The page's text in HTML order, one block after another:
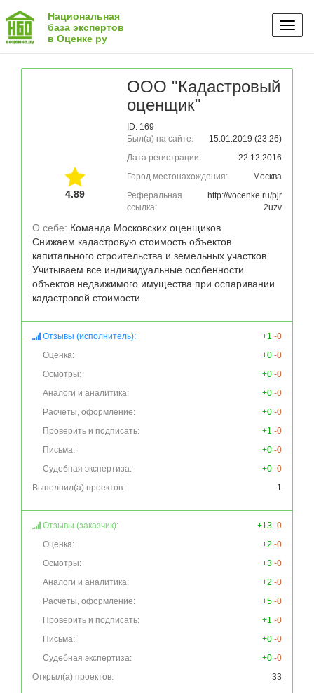
Национальная
база экспертов
в Оценке ру
4.89
ООО "Кадастровый
оценщик"
ID: 169
Был(а) на сайте:
15.01.2019 (23:26)
Дата регистрации:
22.12.2016
Город местонахождения:
Москва
Реферальная
ссылка:
http://vocenke.ru/pjr
2uzv
О себе: Команда Московских оценщиков.
Снижаем кадастровую стоимость объектов
капитального строительства и земельных участков.
Учитываем все индивидуальные особенности
объектов недвижимого имущества при оспаривании
кадастровой стоимости.
Отзывы (исполнитель): +1 -0
Оценка:
+0 -0
Осмотры:
+0 -0
Аналоги и аналитика:
+0 -0
Расчеты, оформление:
+0 -0
Проверить и подписать:
+1 -0
Письма:
+0 -0
Судебная экспертиза:
+0 -0
Выполнил(а) проектов:
1
Отзывы (заказчик): +13 -0
Оценка:
+2 -0
Осмотры:
+3 -0
Аналоги и аналитика:
+2 -0
Расчеты, оформление:
+5 -0
Проверить и подписать:
+1 -0
Письма:
+0 -0
Судебная экспертиза:
+0 -0
Открыл(а) проектов:
33